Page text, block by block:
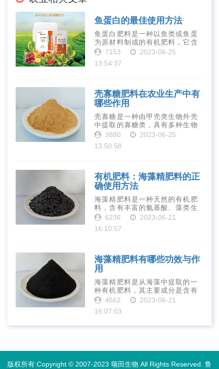
鱼蛋白的最佳使用方法
鱼蛋白肥料是一种以鱼类或鱼蛋
为原材料制成的有机肥料，它含
有丰富的营养物质，如氮、磷、
元素和植物生长因子。这些营养
7153
2023-06-25
13:54:37
壳寡糖肥料在农业生产中有
哪些作用
壳寡糖是一种由甲壳类生物外壳
中提取的寡糖类，具有多种生物
活性和营养价值。在农业生产
是作为一种新型的有机肥料，壳
3880
2023-06-25
13:50:58
有机肥料：海藻精肥料的正
确使用方法
海藻精肥料是一种天然的有机肥
料，含有丰富的氨基酸、藻类生
长素、维生素、微量元素、蛋白
力、促进植物生长、增强植物抗
6236
2023-06-21
16:10:57
海藻精肥料有哪些功效与作
用
海藻精肥料是从海藻中提取的一
种有机肥料，其主要成分是含有
丰富的微量元素、植物生长素、
有增强作物生长、促进植物根系
4562
2023-06-21
16:07:03
版权所有:Copyright © 2007-2023 颂田生物 All Rights Reserved. 鲁